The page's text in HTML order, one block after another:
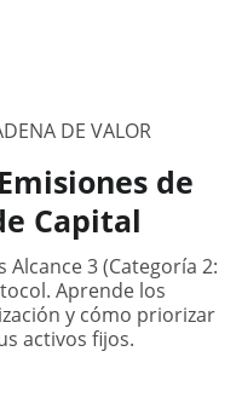
DE VALOR
de
Capital
3 (Categoría 2:
Aprende los
y cómo priorizar
activos fijos.